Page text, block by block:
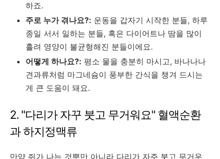
하죠.
주로 누가 겪나요?: 운동을 갑자기 시작한 분들, 하루
종일 서서 일하는 분들, 혹은 다이어트나 땀을 많이
흘려 영양이 불균형해진 분들이에요.
어떻게 하나요?: 평소 물을 충분히 마시고, 바나나나
견과류처럼 마그네슘이 풍부한 간식을 챙겨 드시는
게 큰 도움이 돼요.
2. "다리가 자꾸 붓고 무거워요" 혈액순환
과 하지정맥류
만약 쥐가 나는 것뿐만 아니라 다리가 자주 붓고 무거운